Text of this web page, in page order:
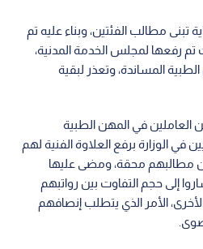
تبنى مطالب الفئتين، وبناء عليه تم
تم رفعها لمجلس الخدمة المدنية،
المساندة، وتعذر لبقية
في المهن الطبية
في الوزارة برفع العلاوة الفنية لهم
إلى أن مطالبهم محقة، ومضى عليها
إلى حجم التفاوت بين رواتبهم
الأمر الذي يتطلب إنصافهم